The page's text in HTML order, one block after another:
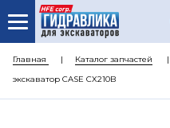
КАТАЛОГ
Главная Каталог запчастей
экскаватор CASE CX210B